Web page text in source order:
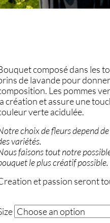
composé dans les
de lavande pour
Les pommes
création et assure une
verte acidulée.
choix de fleurs depend
variétés.
faisons tout notre
le plus créatif possible.
et passion seront